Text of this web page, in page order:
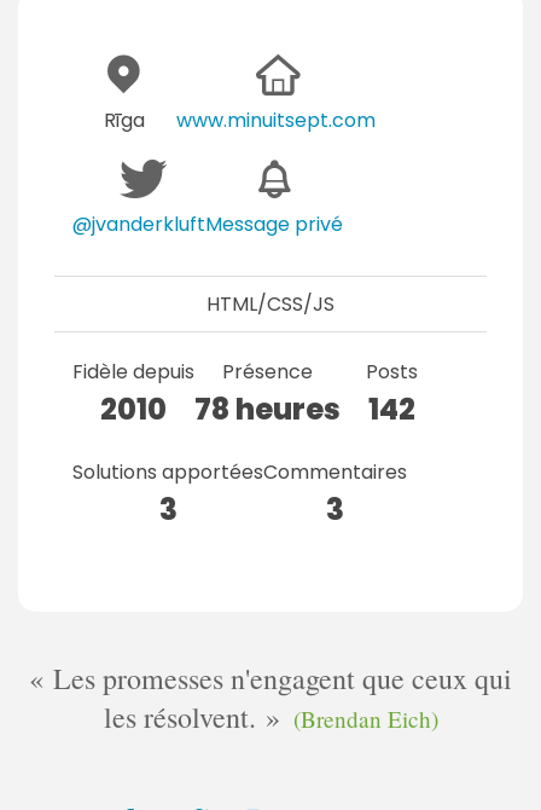
Rīga www.minuitsept.com
@jvanderkluftMessage privé
HTML/CSS/JS
Fidèle depuis
2010
Présence
78 heures
Posts
142
Solutions apportées
3
Commentaires
3
Les promesses n'engagent que ceux qui
les résolvent.
(Brendan Eich)